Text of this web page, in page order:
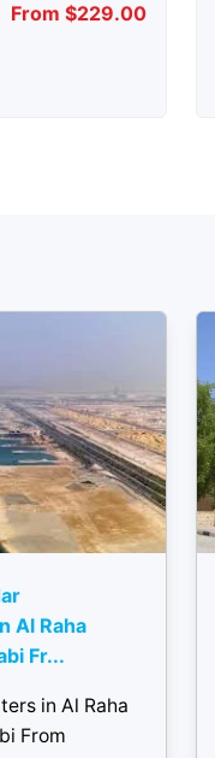
From $229.00
Al Raha
Fr...
in Al Raha
From